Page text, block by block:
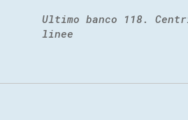
Ultimo banco 118.
linee